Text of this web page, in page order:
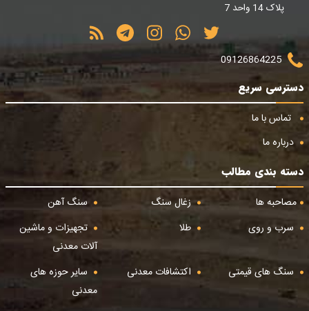
پلاک 14 واحد 7
09126864225
دسترسی سریع
تماس با ما
درباره ما
دسته بندی مطالب
مصاحبه ها
زغال سنگ
سنگ آهن
سرب و روی
طلا
تجهیزات و ماشین
آلات معدنی
سنگ های قیمتی
اکتشافات معدنی
سایر حوزه های
معدنی